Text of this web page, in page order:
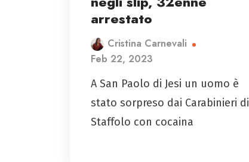
arrestato
Cristina Carnevali
Feb 22, 2023
A San Paolo di Jesi un uomo è
stato sorpreso dai Carabinieri di
Staffolo con cocaina